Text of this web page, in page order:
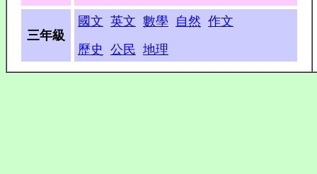
三年級
國文 英文 數學 自然 作文
歷史
公民 地理